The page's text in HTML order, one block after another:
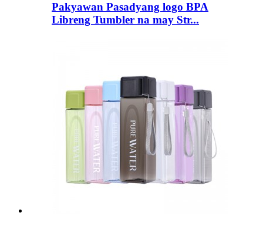
Pakyawan Pasadyang logo BPA
Libreng Tumbler na may Str...